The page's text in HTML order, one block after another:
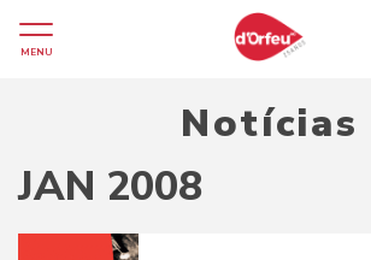
MENU
Notícias
JAN 2008